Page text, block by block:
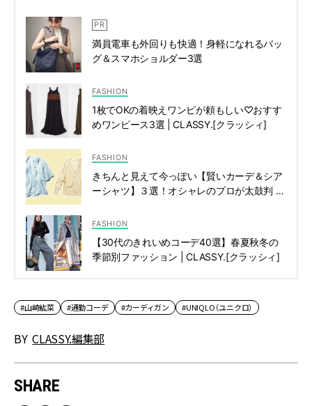
満員電車も外回りも快適！身軽になれるバッ
グ＆スマホショルダー3選
FASHION
1枚でOKの着映えワンピが頼もしい♡おすす
めワンピース3選 | CLASSY.[クラッシィ]
FASHION
きちんと見えて今っぽい【賢いカーデ＆シア
ーシャツ】３選！オシャレのプロが太鼓判 |
FASHION
【30代のきれいめコーデ40選】春夏秋冬の
季節別ファッション | CLASSY.[クラッシィ]
#山崎紘菜 #通勤コーデ #カーディガン #UNIQLO（ユニクロ）
BY CLASSY.編集部
SHARE